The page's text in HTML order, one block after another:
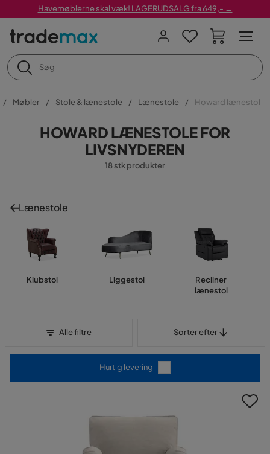
Havemøblerne skal væk! LAGERUDSALG fra 649,- →
Møbler Stole & lænestole Lænestole Howard lænestol
HOWARD LÆNESTOLE FOR
LIVSNYDEREN
18 stk produkter
Lænestole
Klubstol Liggestol
Recliner
lænestol
Alle filtre Sorter efter
Hurtig levering